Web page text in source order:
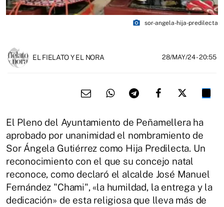
photo_camera sor-angela-hija-predilecta
EL FIELATO Y EL NORA 28/MAY/24- 20:55
El Pleno del Ayuntamiento de Peñamellera ha
aprobado por unanimidad el nombramiento de
Sor Ángela Gutiérrez como Hija Predilecta. Un
reconocimiento con el que su concejo natal
reconoce, como declaró el alcalde José Manuel
Fernández "Chami", «la humildad, la entrega y la
dedicación» de esta religiosa que lleva más de